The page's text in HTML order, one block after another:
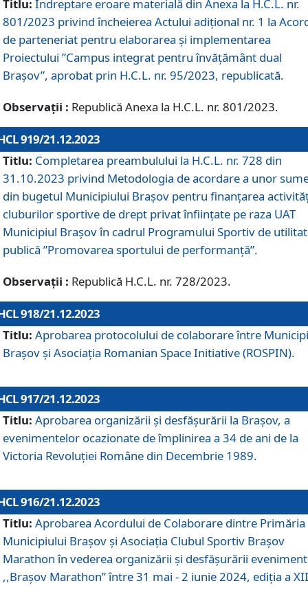
Titlu: Îndreptare eroare materială din Anexa la H.C.L. nr.
801/2023 privind încheierea Actului adițional nr. 1 la
de parteneriat pentru elaborarea și implementarea
Proiectului ”Campus integrat pentru învățământ dual
Brașov”, aprobat prin H.C.L. nr. 95/2023, republicată.
Observații : Republică Anexa la H.C.L. nr. 801/2023.
919/21.12.2023
Titlu: Completarea preambulului la H.C.L. nr. 728 din
31.10.2023 privind Metodologia de acordare a unor
din bugetul Municipiului Brașov pentru finanțarea
cluburilor sportive de drept privat înființate pe raza UAT
Municipiul Brașov în cadrul Programului Sportiv de
publică ”Promovarea sportului de performanță”.
Observații : Republică H.C.L. nr. 728/2023.
918/21.12.2023
Titlu: Aprobarea protocolului de colaborare între
Brașov și Asociația Romanian Space Initiative (ROSPIN).
917/21.12.2023
Titlu: Aprobarea organizării şi desfăşurării la Braşov, a
evenimentelor ocazionate de împlinirea a 34 de ani de la
Victoria Revoluţiei Române din Decembrie 1989.
916/21.12.2023
Titlu: Aprobarea Acordului de Colaborare dintre Primăria
Municipiului Brașov și Asociația Clubul Sportiv Brașov
Marathon în vederea organizării și desfășurării
,,Brașov Marathon” între 31 mai - 2 iunie 2024, ediția a